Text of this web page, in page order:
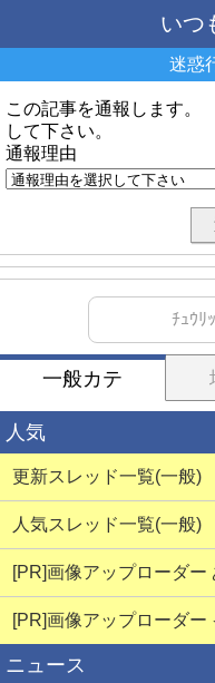
いつ
迷惑
この記事を通報します
して下さい。
通報理由
ﾁｭｳﾘ
一般カテ
人気
更新スレッド一覧(一般)
人気スレッド一覧(一般)
[PR]画像アップローダー
[PR]画像アップローダー
ニュース